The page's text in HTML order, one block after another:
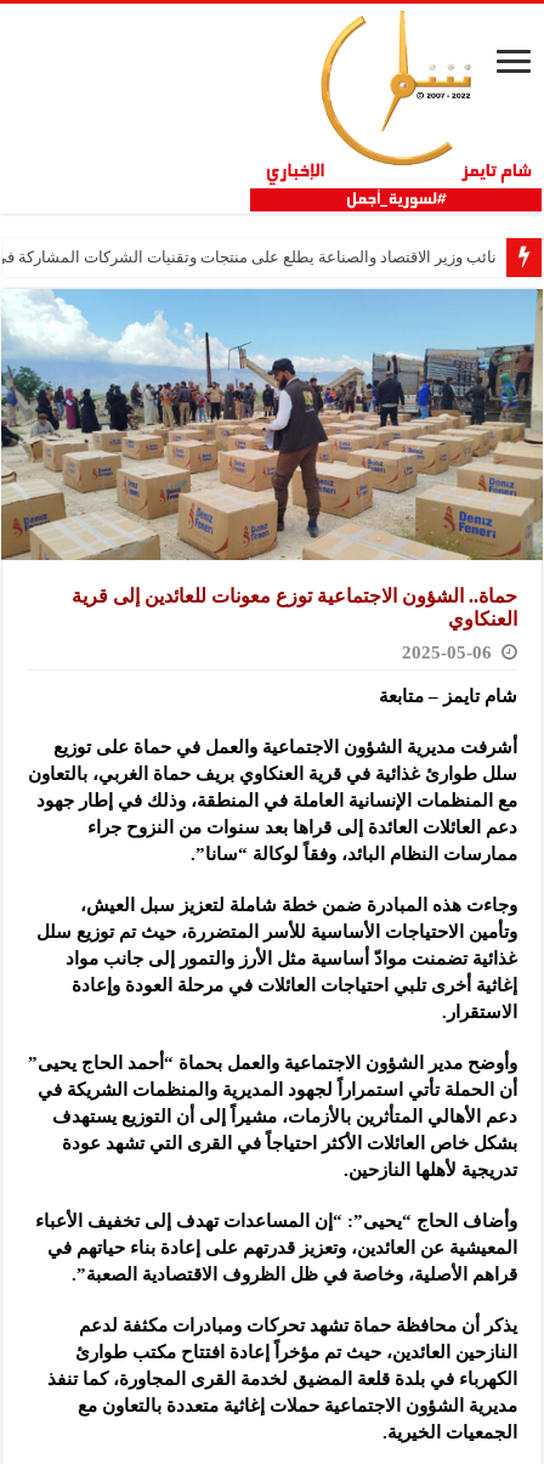
نائب وزير الاقتصاد والصناعة يطلع على منتجات وتقنيات الشركات المشاركة في
حماة.. الشؤون الاجتماعية توزع معونات للعائدين إلى قرية
العنكاوي
2025-05-06
شام تايمز – متابعة
أشرفت مديرية الشؤون الاجتماعية والعمل في حماة على توزيع
سلل طوارئ غذائية في قرية العنكاوي بريف حماة الغربي، بالتعاون
مع المنظمات الإنسانية العاملة في المنطقة، وذلك في إطار جهود
دعم العائلات العائدة إلى قراها بعد سنوات من النزوح جراء
ممارسات النظام البائد، وفقاً لوكالة “سانا”.
وجاءت هذه المبادرة ضمن خطة شاملة لتعزيز سبل العيش،
وتأمين الاحتياجات الأساسية للأسر المتضررة، حيث تم توزيع سلل
غذائية تضمنت موادّ أساسية مثل الأرز والتمور إلى جانب مواد
إغاثية أخرى تلبي احتياجات العائلات في مرحلة العودة وإعادة
الاستقرار.
وأوضح مدير الشؤون الاجتماعية والعمل بحماة “أحمد الحاج يحيى”
أن الحملة تأتي استمراراً لجهود المديرية والمنظمات الشريكة في
دعم الأهالي المتأثرين بالأزمات، مشيراً إلى أن التوزيع يستهدف
بشكل خاص العائلات الأكثر احتياجاً في القرى التي تشهد عودة
تدريجية لأهلها النازحين.
وأضاف الحاج “يحيى”: “إن المساعدات تهدف إلى تخفيف الأعباء
المعيشية عن العائدين، وتعزيز قدرتهم على إعادة بناء حياتهم في
قراهم الأصلية، وخاصة في ظل الظروف الاقتصادية الصعبة”.
يذكر أن محافظة حماة تشهد تحركات ومبادرات مكثفة لدعم
النازحين العائدين، حيث تم مؤخراً إعادة افتتاح مكتب طوارئ
الكهرباء في بلدة قلعة المضيق لخدمة القرى المجاورة، كما تنفذ
مديرية الشؤون الاجتماعية حملات إغاثية متعددة بالتعاون مع
الجمعيات الخيرية.